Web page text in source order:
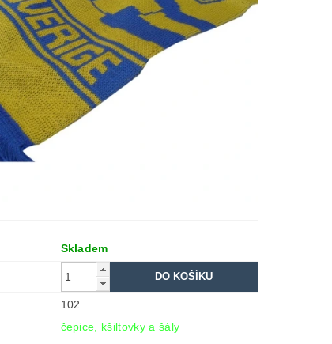
Skladem
102
čepice, kšiltovky a šály